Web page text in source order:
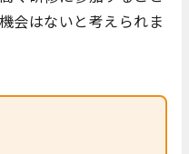
会はないと考えられま